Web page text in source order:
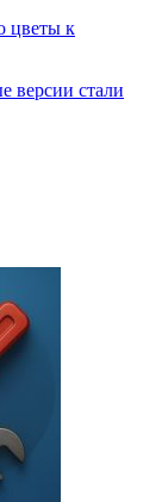
цветы к
версии стали